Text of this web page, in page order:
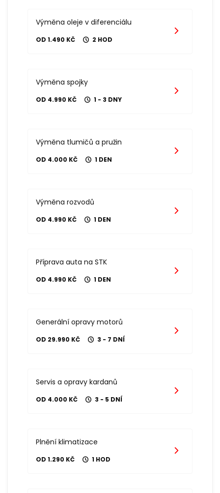
Výměna oleje v diferenciálu
OD 1.490 KČ 2 HOD
Výměna spojky
OD 4.990 KČ 1 - 3 DNY
Výměna tlumičů a pružin
OD 4.000 KČ 1 DEN
Výměna rozvodů
OD 4.990 KČ 1 DEN
Příprava auta na STK
OD 4.990 KČ 1 DEN
Generální opravy motorů
OD 29.990 KČ 3 - 7 DNÍ
Servis a opravy kardanů
OD 4.000 KČ 3 - 5 DNÍ
Plnění klimatizace
OD 1.290 KČ 1 HOD